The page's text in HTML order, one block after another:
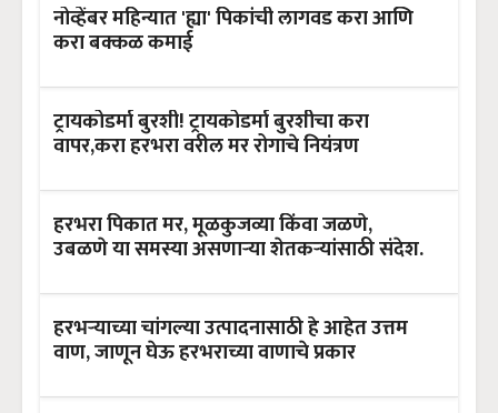
नोव्हेंबर महिन्यात 'ह्या' पिकांची लागवड करा आणि
करा बक्कळ कमाई
ट्रायकोडर्मा बुरशी! ट्रायकोडर्मा बुरशीचा करा
वापर,करा हरभरा वरील मर रोगाचे नियंत्रण
हरभरा पिकात मर, मूळकुजव्या किंवा जळणे,
उबळणे या समस्या असणाऱ्या शेतकऱ्यांसाठी संदेश.
हरभऱ्याच्या चांगल्या उत्पादनासाठी हे आहेत उत्तम
वाण, जाणून घेऊ हरभराच्या वाणाचे प्रकार